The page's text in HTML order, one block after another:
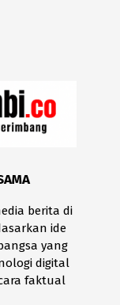
berita di
ide
yang
digital
faktual